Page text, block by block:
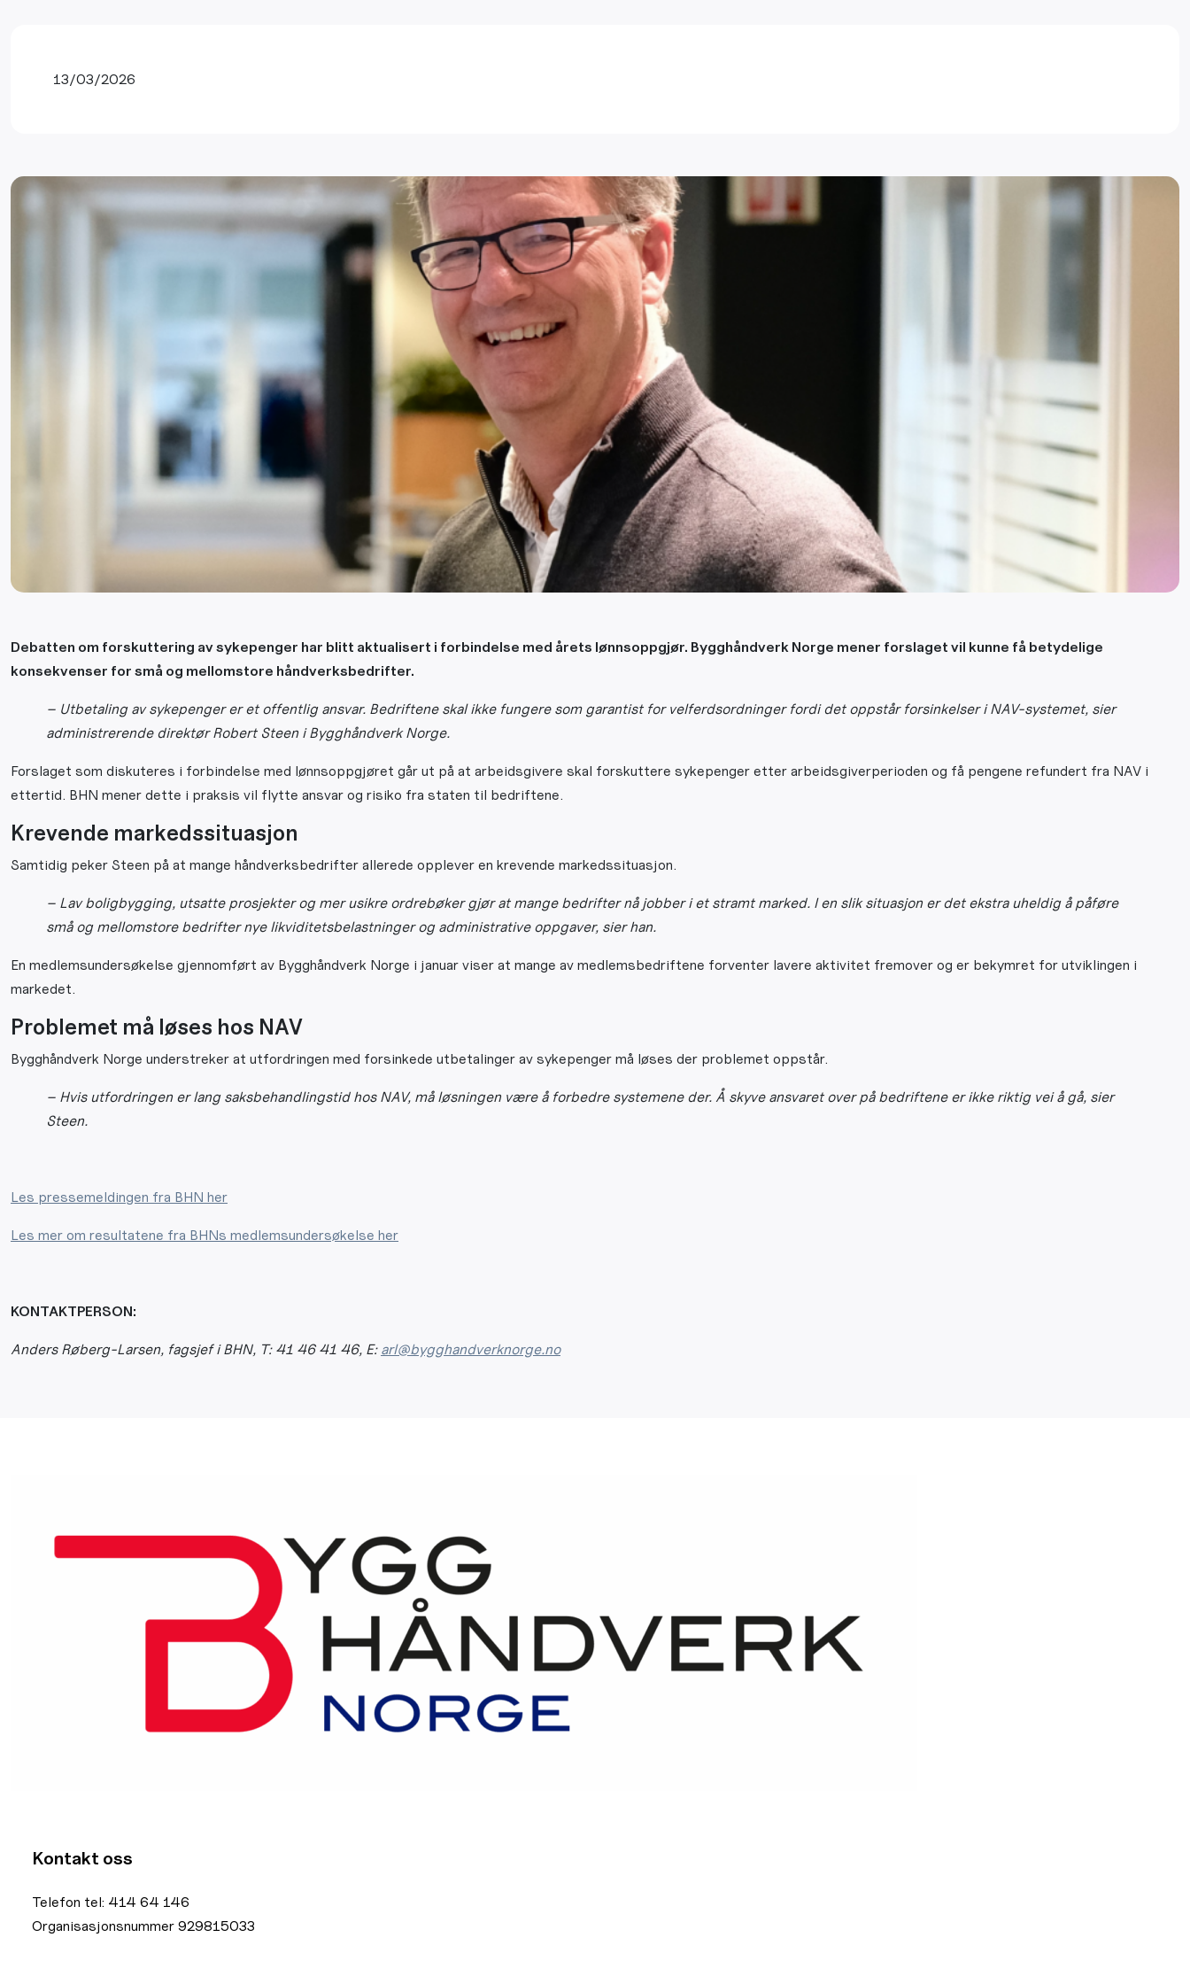
Debatten om forskuttering av sykepenger har blitt aktualisert i forbindelse med årets lønnsoppgjør. Bygghåndverk Norge mener forslaget vil kunne få betydelige
konsekvenser for små og mellomstore håndverksbedrifter.
– Utbetaling av sykepenger er et offentlig ansvar. Bedriftene skal ikke fungere som garantist for velferdsordninger fordi det oppstår forsinkelser i NAV-systemet, sier
administrerende direktør Robert Steen i Bygghåndverk Norge.
Forslaget som diskuteres i forbindelse med lønnsoppgjøret går ut på at arbeidsgivere skal forskuttere sykepenger etter arbeidsgiverperioden og få pengene refundert fra NAV i
ettertid. BHN mener dette i praksis vil flytte ansvar og risiko fra staten til bedriftene.
Krevende markedssituasjon
Samtidig peker Steen på at mange håndverksbedrifter allerede opplever en krevende markedssituasjon.
– Lav boligbygging, utsatte prosjekter og mer usikre ordrebøker gjør at mange bedrifter nå jobber i et stramt marked. I en slik situasjon er det ekstra uheldig å påføre
små og mellomstore bedrifter nye likviditetsbelastninger og administrative oppgaver, sier han.
En medlemsundersøkelse gjennomført av Bygghåndverk Norge i januar viser at mange av medlemsbedriftene forventer lavere aktivitet fremover og er bekymret for utviklingen i
markedet.
Problemet må løses hos NAV
Bygghåndverk Norge understreker at utfordringen med forsinkede utbetalinger av sykepenger må løses der problemet oppstår.
– Hvis utfordringen er lang saksbehandlingstid hos NAV, må løsningen være å forbedre systemene der. Å skyve ansvaret over på bedriftene er ikke riktig vei å gå, sier
Steen.
Les pressemeldingen fra BHN her
Les mer om resultatene fra BHNs medlemsundersøkelse her
KONTAKTPERSON:
Anders Røberg-Larsen, fagsjef i BHN, T: 41 46 41 46, E: arl@bygghandverknorge.no
13/03/2026
Kontakt oss
Telefon tel: 414 64 146
Organisasjonsnummer 929815033